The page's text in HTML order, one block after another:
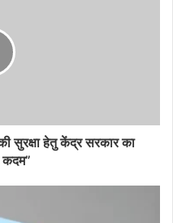
सुरक्षा हेतु केंद्र सरकार का
कदम”